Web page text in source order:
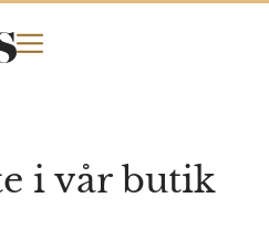
i vår butik